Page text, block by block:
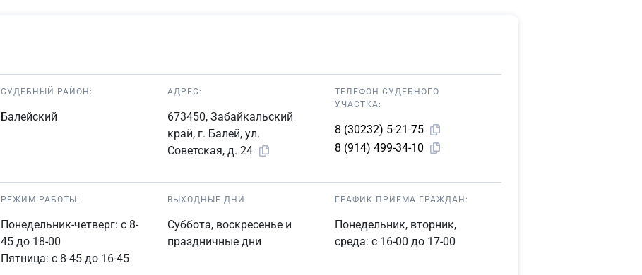
СУДЕБНЫЙ РАЙОН:
Балейский
АДРЕС:
673450, Забайкальский
край, г. Балей, ул.
Советская, д. 24
ТЕЛЕФОН СУДЕБНОГО
УЧАСТКА:
8 (30232) 5-21-75
8 (914) 499-34-10
РЕЖИМ РАБОТЫ:
Понедельник-четверг: с 8-
45 до 18-00
Пятница: с 8-45 до 16-45
ВЫХОДНЫЕ ДНИ:
Суббота, воскресенье и
праздничные дни
ГРАФИК ПРИЁМА ГРАЖДАН:
Понедельник, вторник,
среда: с 16-00 до 17-00